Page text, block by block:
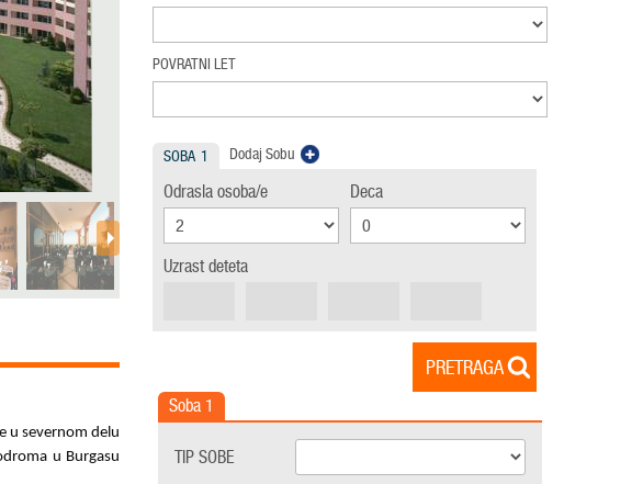
u severnom delu
u Burgasu
POVRATNI LET
SOBA 1 Dodaj Sobu
Odrasla osoba/e Deca
Uzrast deteta
PRETRAGA
Soba 1
TIP SOBE